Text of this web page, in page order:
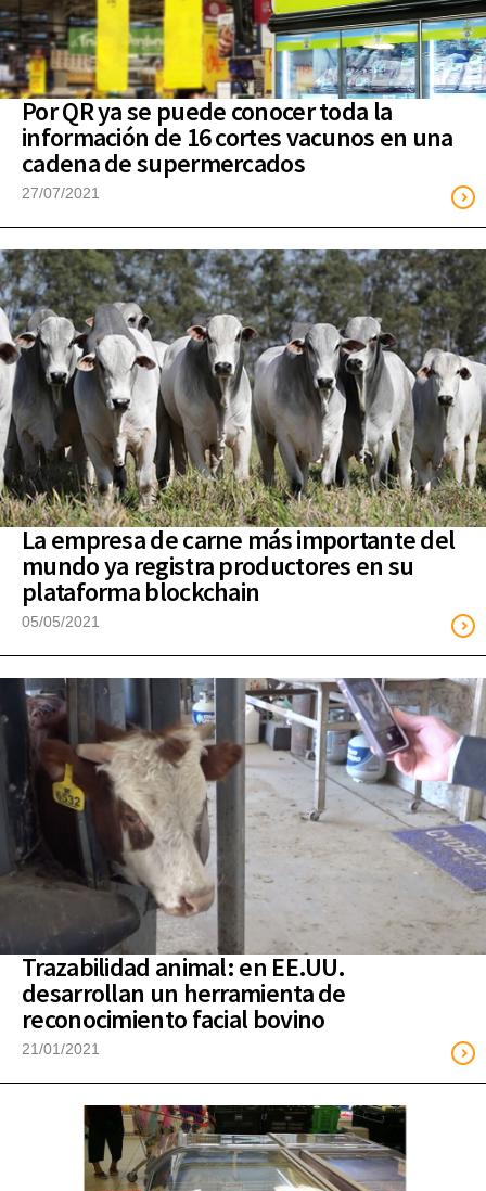
Por QR ya se puede conocer toda la
información de 16 cortes vacunos en una
cadena de supermercados
27/07/2021
La empresa de carne más importante del
mundo ya registra productores en su
plataforma blockchain
05/05/2021
Trazabilidad animal: en EE.UU.
desarrollan un herramienta de
reconocimiento facial bovino
21/01/2021